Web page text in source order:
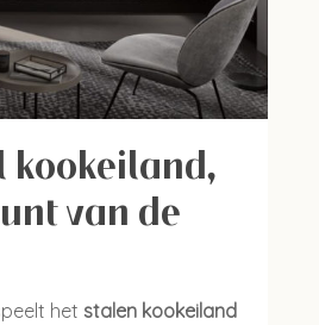
kookeiland,
van de
het stalen kookeiland